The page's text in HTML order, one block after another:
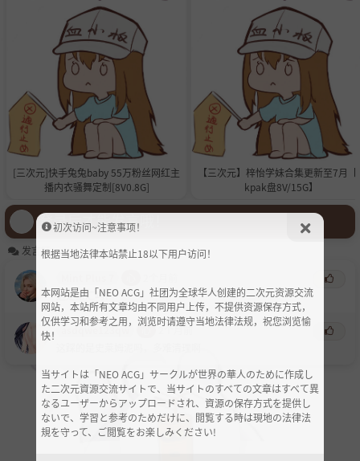
[三次元]快手兔兔baby 55万粉丝网红主
播内衣骚舞定制[8V0.8G]
【三次元】梓怡学妹合集更新至7月
kpak盘8V/15G】
登录后才能发言哦！
发言区
这是玉汇吗？
asdqwe123qw 心
2个月前
初次访问~注意事项！
根据当地法律本站禁止18以下用户访问！
本网站是由「NEO ACG」社团为全球华人创建的二次元资源交流
网站，本站所有文章均由不同用户上传，不提供资源保存方式，
仅供学习和参考之用，浏览时请遵守当地法律法规，祝您浏览愉
快！
当サイトは「NEO ACG」サークルが世界の華人のために作成し
た二次元資源交流サイトで、当サイトのすべての文章はすべて異
なるユーザーからアップロードされ、資源の保存方式を提供し
ないで、学習と参考のためだけに、閲覧する時は現地の法律法
規を守って、ご閲覧をお楽しみください!